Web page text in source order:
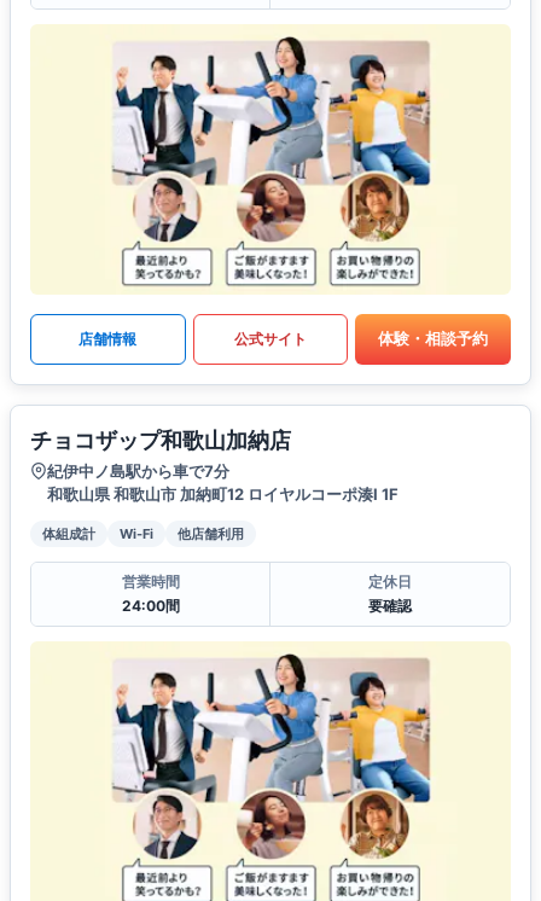
店舗情報 公式サイト 体験・相談予約
チョコザップ和歌山加納店
紀伊中ノ島駅から車で7分
和歌山県 和歌山市 加納町12 ロイヤルコーポ湊I 1F
体組成計 Wi-Fi 他店舗利用
営業時間
24:00間
定休日
要確認